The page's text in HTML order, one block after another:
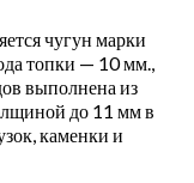
чугун марки
топки — 10 мм.,
выполнена из
до 11 мм в
каменки и